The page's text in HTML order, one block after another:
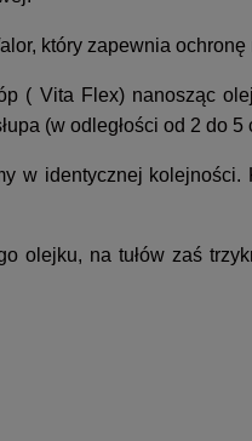
który zapewnia
( Vita Flex) nanosząc
(w odległości od 2 do
w identycznej
olejku, na tułów zaś